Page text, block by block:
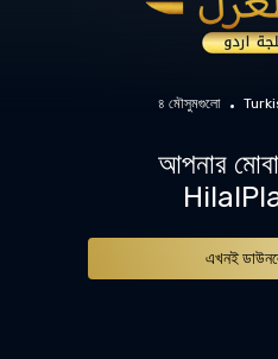
৪ মৌসুমগুলো
আপনার
এখনই